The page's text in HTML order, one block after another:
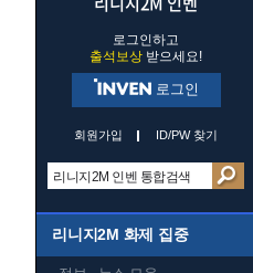
로그인하고
출석보상 받으세요!
로그인
회원가입 ID/PW 찾기
리니지2M 화제 집중